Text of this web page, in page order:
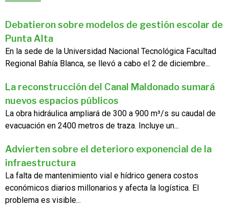
Debatieron sobre modelos de gestión escolar de
Punta Alta
En la sede de la Universidad Nacional Tecnológica Facultad
Regional Bahía Blanca, se llevó a cabo el 2 de diciembre...
La reconstrucción del Canal Maldonado sumará
nuevos espacios públicos
La obra hidráulica ampliará de 300 a 900 m³/s su caudal de
evacuación en 2400 metros de traza. Incluye un...
Advierten sobre el deterioro exponencial de la
infraestructura
La falta de mantenimiento vial e hídrico genera costos
económicos diarios millonarios y afecta la logística. El
problema es visible...